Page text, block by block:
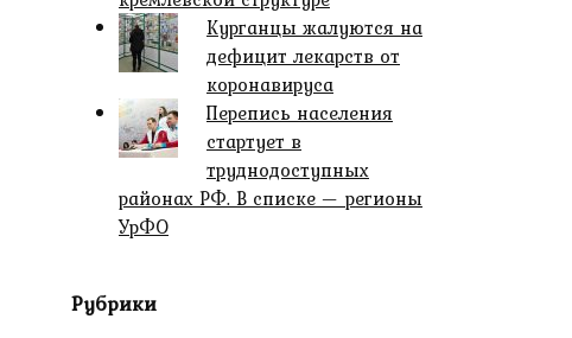
Курганцы жалуются на
дефицит лекарств от
коронавируса
Перепись населения
стартует в
труднодоступных
районах РФ. В списке — регионы
УрФО
Рубрики